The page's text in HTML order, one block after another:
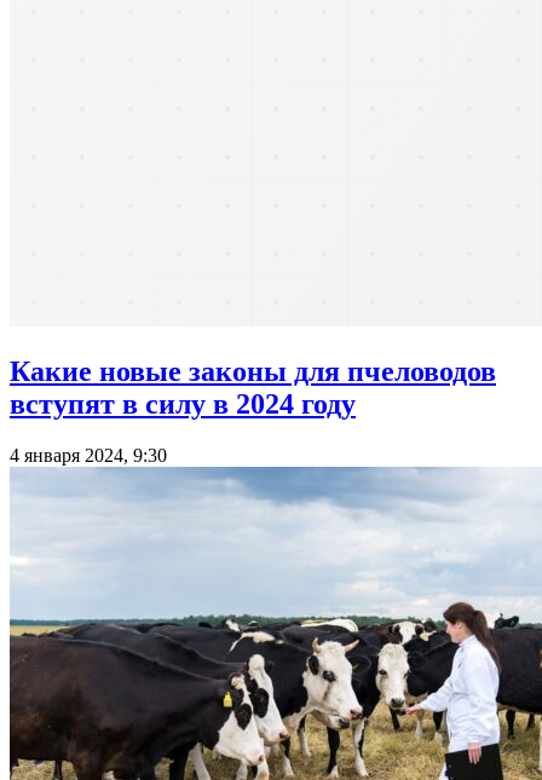
Какие новые законы для пчеловодов
вступят в силу в 2024 году
4 января 2024, 9:30